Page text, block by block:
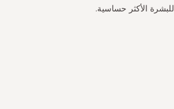
للبشرة الأكثر حساسية.